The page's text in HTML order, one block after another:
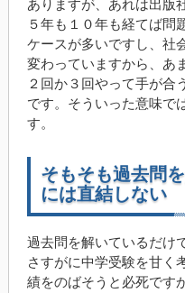
ありますが、あれは出版
５年も１０年も経てば問
ケースが多いですし、社
変わっていますから、あ
２回か３回やって手が合
です。そういった意味で
す。
そもそも過去問
には直結しない
過去問を解いているだけ
さすがに中学受験を甘く
績をのばそうと必死です